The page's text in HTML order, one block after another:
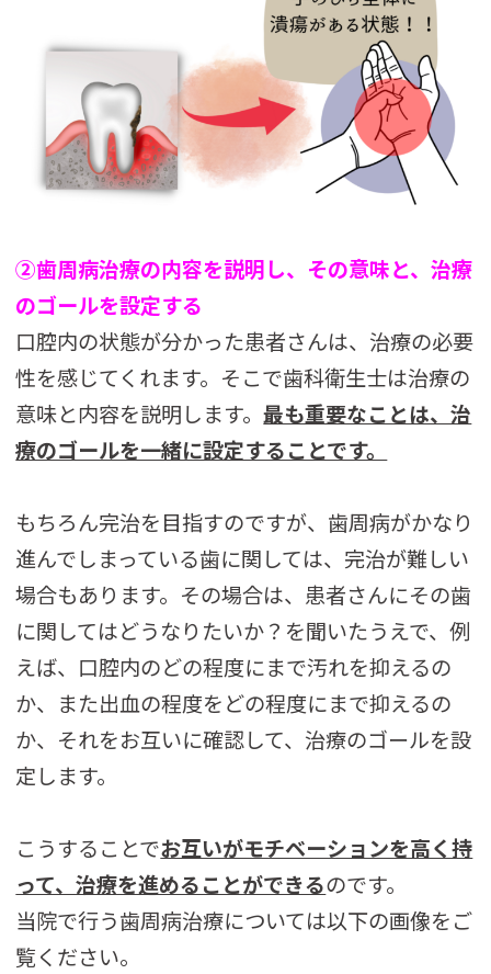
②歯周病治療の内容を説明し、その意味と、治療
のゴールを設定する
口腔内の状態が分かった患者さんは、治療の必要
性を感じてくれます。そこで歯科衛生士は治療の
意味と内容を説明します。最も重要なことは、治
療のゴールを一緒に設定することです。
もちろん完治を目指すのですが、歯周病がかなり
進んでしまっている歯に関しては、完治が難しい
場合もあります。その場合は、患者さんにその歯
に関してはどうなりたいか？を聞いたうえで、例
えば、口腔内のどの程度にまで汚れを抑えるの
か、また出血の程度をどの程度にまで抑えるの
か、それをお互いに確認して、治療のゴールを設
定します。
こうすることでお互いがモチベーションを高く持
って、治療を進めることができるのです。
当院で行う歯周病治療については以下の画像をご
覧ください。